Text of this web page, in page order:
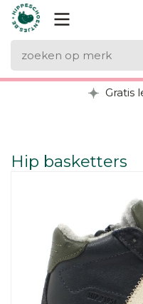
Gratis
Hip basketters